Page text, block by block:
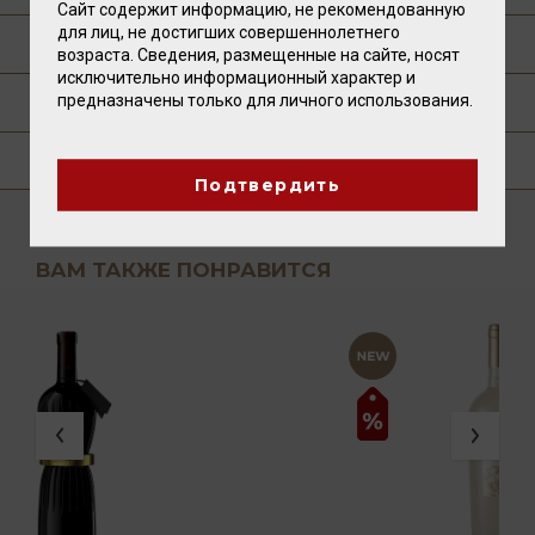
ТЕХНОЛОГИЯ
ПУБЛИКАЦИИ О ТОВАРЕ
ГДЕ КУПИТЬ?
ВАМ ТАКЖЕ ПОНРАВИТСЯ
Сайт содержит информацию, не рекомендованную
для лиц, не достигших совершеннолетнего
возраста. Сведения, размещенные на сайте, носят
исключительно информационный характер и
предназначены только для личного использования.
Подтвердить